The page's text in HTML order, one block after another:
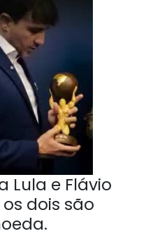
Lula e Flávio
dois são